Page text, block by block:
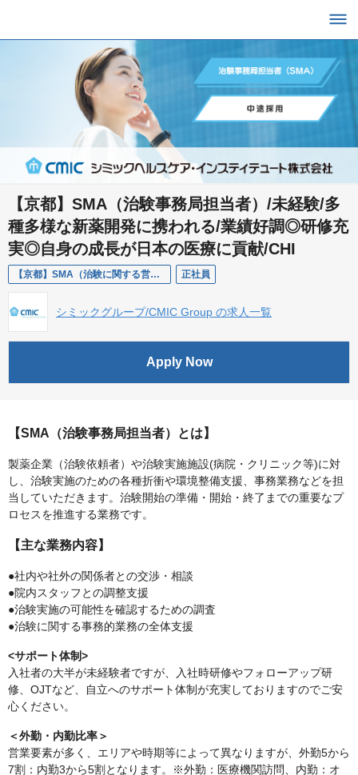
【京都】SMA（治験事務局担当者）/未経験/多
種多様な新薬開発に携われる/業績好調◎研修充
実◎自身の成長が日本の医療に貢献/CHI
【京都】SMA（治験に関する営業および事務業務）/未経験/CHI 正社員
シミックグループ/CMIC Group の求人一覧
Apply Now
【SMA（治験事務局担当者）とは】
製薬企業（治験依頼者）や治験実施施設(病院・クリニック等)に対
し、治験実施のための各種折衝や環境整備支援、事務業務などを担
当していただきます。治験開始の準備・開始・終了までの重要なプ
ロセスを推進する業務です。
【主な業務内容】
●社内や社外の関係者との交渉・相談
●院内スタッフとの調整支援
●治験実施の可能性を確認するための調査
●治験に関する事務的業務の全体支援
<サポート体制>
入社者の大半が未経験者ですが、入社時研修やフォローアップ研
修、OJTなど、自立へのサポート体制が充実しておりますのでご安
心ください。
＜外勤・内勤比率＞
営業要素が多く、エリアや時期等によって異なりますが、外勤5から
7割：内勤3から5割となります。※外勤：医療機関訪問、内勤：オ